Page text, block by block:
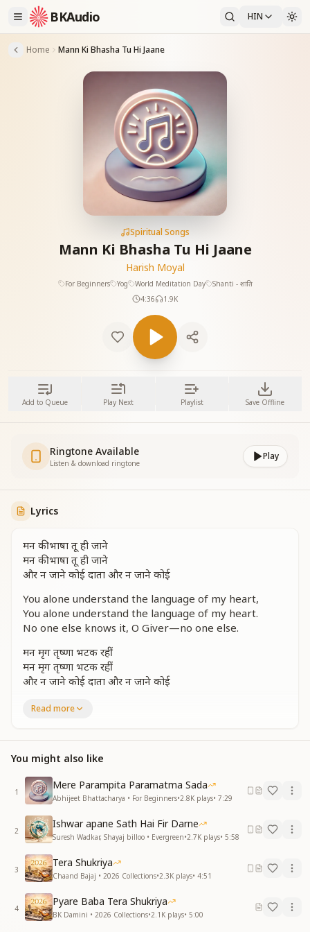
BKAudio HIN
Home Mann Ki Bhasha Tu Hi Jaane
Spiritual Songs
Mann Ki Bhasha Tu Hi Jaane
Harish Moyal
For Beginners Yog World Meditation Day
Shanti - शांति
4:36
1.9K
Add to Queue Play Next Playlist Save Offline
Ringtone Available
Listen & download ringtone
Play
Lyrics
मन की भाषा तू ही जाने
मन की भाषा तू ही जाने
और न जाने कोई दाता और न जाने कोई
You alone understand the language of my heart,
You alone understand the language of my heart.
No one else knows it, O Giver—no one else.
मन मृग तृष्णा भटक रहीं
मन मृग तृष्णा भटक रहीं
और न जाने कोई दाता और न जाने कोई
The mind wanders like a thirsty deer,
सब चिंताएं दूर हुई है जब से मिला तेरा साथ
मनके शोर को तुमने थामा हाथ में लेके हाथ
हाथ में लेके हाथ
धीरे धीरे हर मुश्किल से
धीरे धीरे हर मुश्किल से
पार लगाता कोई दाता पार लगाता कोई
All worries disappeared ever since You came near.
You held the noise of my mind by holding my hand.
Holding my hand…
Slowly, slowly, through every difficulty,
Slowly, slowly, through every difficulty,
Someone helps me cross—O Giver, You help me
Read more
You might also like
1
Mere Parampita Paramatma Sada
Abhijeet Bhattacharya • For Beginners•2.8K plays• 7:29
2
Ishwar apane Sath Hai Fir Darne
Suresh Wadkar, Shayaj billoo • Evergreen•2.7K plays• 5:58
3
Tera Shukriya
Chaand Bajaj • 2026 Collections•2.3K plays• 4:51
4
Pyare Baba Tera Shukriya
BK Damini • 2026 Collections•2.1K plays• 5:00